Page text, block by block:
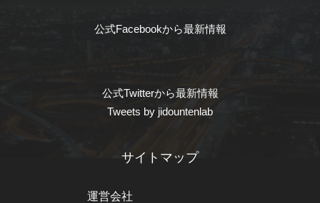
公式Facebookから最新情報
公式Twitterから最新情報
Tweets by jidountenlab
サイトマップ
運営会社